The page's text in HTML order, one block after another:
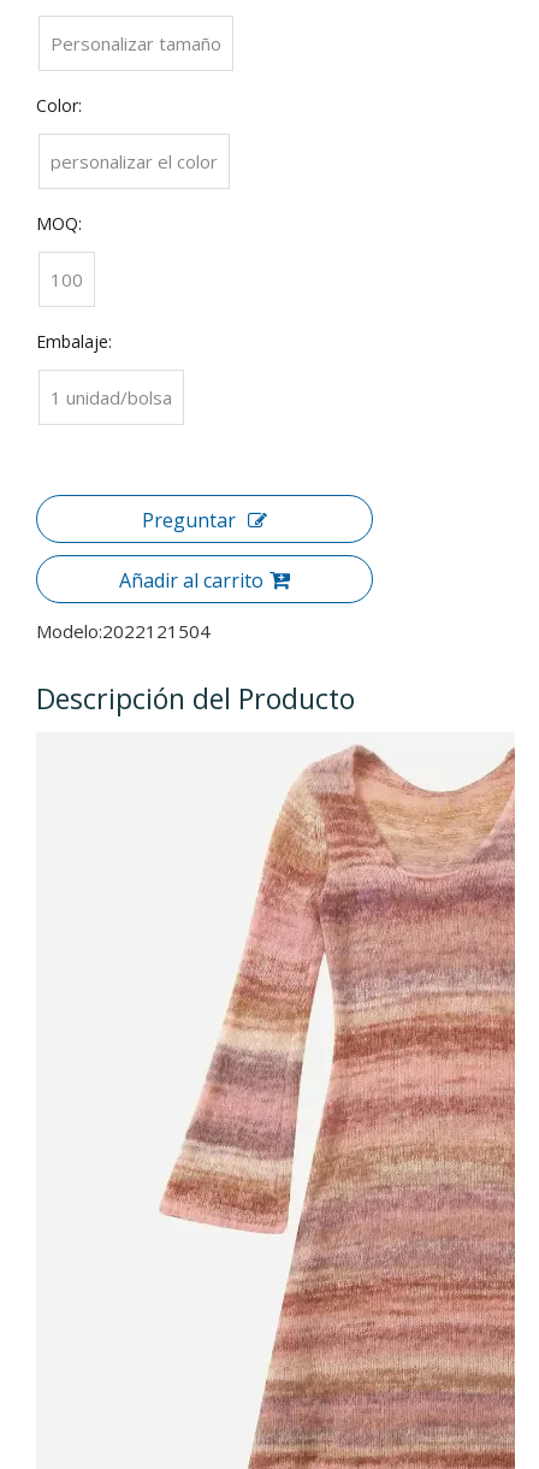
Personalizar tamaño
Color:
personalizar el color
MOQ:
100
Embalaje:
1 unidad/bolsa
Preguntar
Añadir al carrito
Modelo:2022121504
Descripción del Producto